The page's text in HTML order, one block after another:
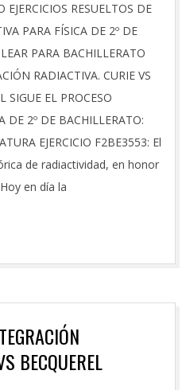
EJERCICIOS RESUELTOS DE
PARA FÍSICA DE 2º DE
PARA BACHILLERATO
RADIACTIVA. CURIE VS
SIGUE EL PROCESO
DE 2º DE BACHILLERATO:
EJERCICIO F2BE3553: El
de radiactividad, en honor
en día la
BECQUEREL